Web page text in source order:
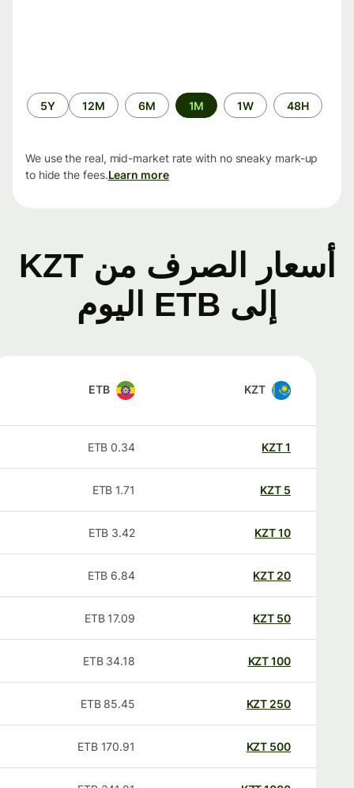
الفترة
الزمنية
48H
1W
1M
6M
12M
5Y
We use the real, mid-market rate with no sneaky mark-up
to hide the fees.Learn more
أسعار الصرف من KZT
إلى ETB اليوم
KZT
ETB
KZT
0.34
ETB
KZT
1.71
ETB
KZT
3.42
ETB
20
KZT
6.84
ETB
50
KZT
17.09
ETB
100
KZT
34.18
ETB
250
KZT
85.45
ETB
500
KZT
170.91
ETB